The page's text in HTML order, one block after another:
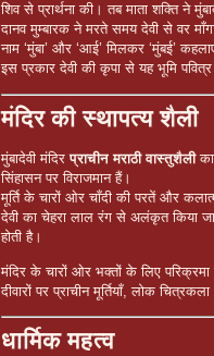
शिव से प्रार्थना की। तब माता शक्ति ने
दानव मुम्बारक ने मरते समय देवी से वर
नाम ‘मुंबा’ और ‘आई’ मिलकर ‘मुंबई’
इस प्रकार देवी की कृपा से यह भूमि
मंदिर की स्थापत्य शैली
मुंबादेवी मंदिरप्राचीन मराठी वास्तुशैलीका
सिंहासन पर विराजमान हैं।
मूर्ति के चारों ओर चाँदी की परतें और
देवी का चेहरा लाल रंग से अलंकृत किया
होती है।
मंदिर के चारों ओर भक्तों के लिए
दीवारों पर प्राचीन मूर्तियाँ, लोक
धार्मिक महत्व